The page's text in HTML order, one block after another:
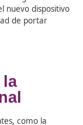
eficacia
vehículo.
cumplir con la
en España.
por otros